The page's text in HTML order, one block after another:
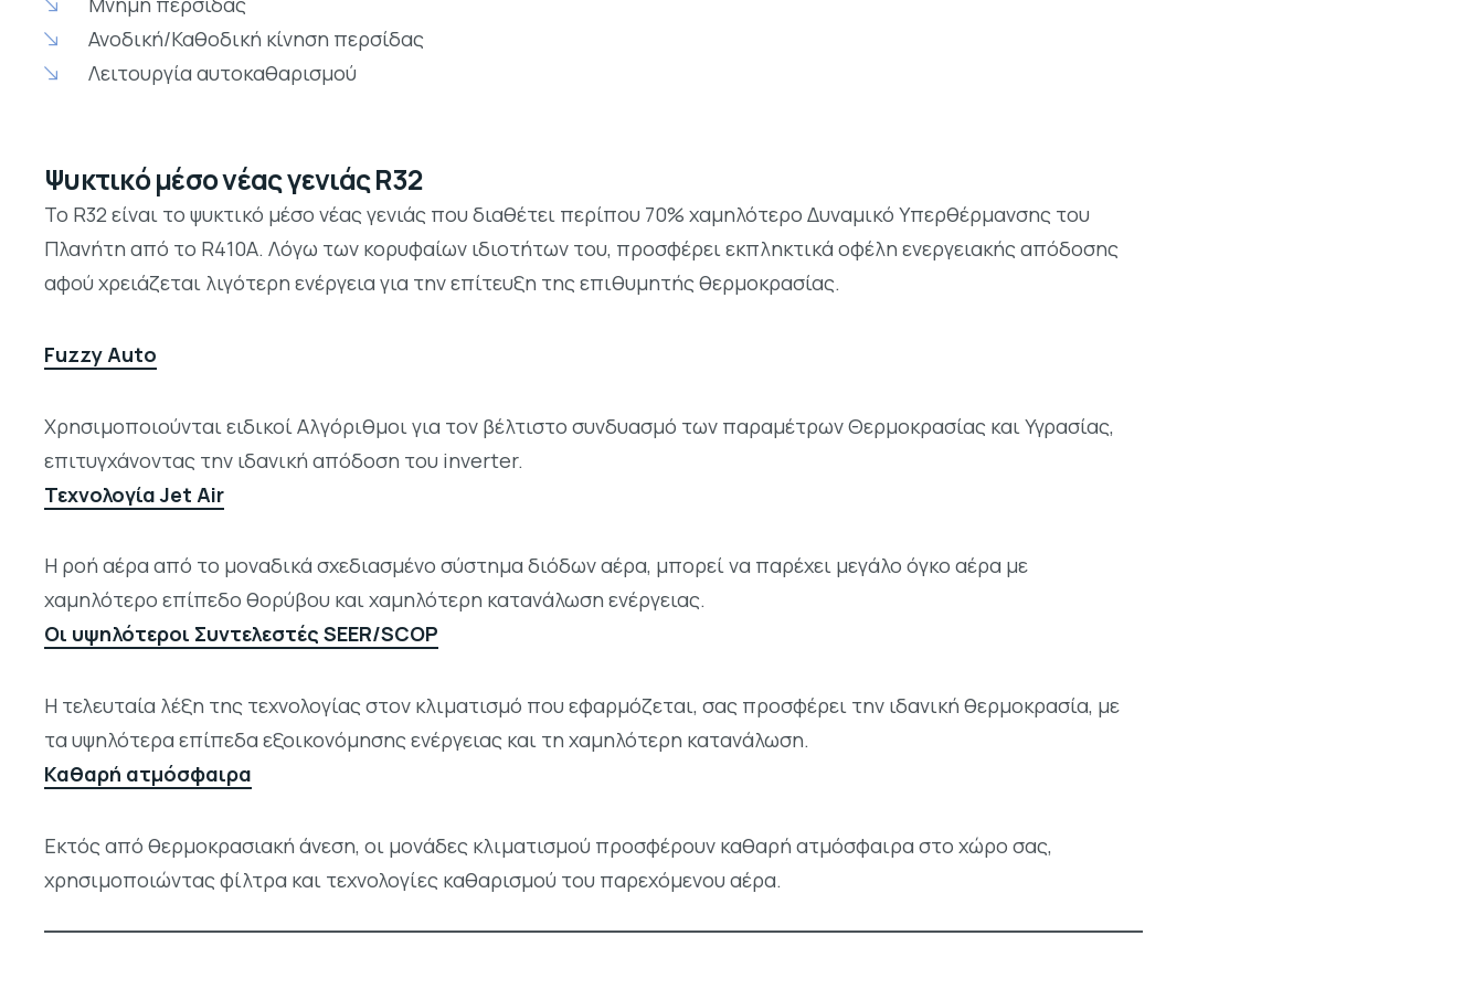
Ανοδική/Καθοδική κίνηση περσίδας
Λειτουργία αυτοκαθαρισμού
Ψυκτικό μέσο νέας γενιάς R32
Το R32 είναι το ψυκτικό μέσο νέας γενιάς που διαθέτει περίπου 70% χαμηλότερο Δυναμικό Υπερθέρμανσης του
Πλανήτη από το R410A. Λόγω των κορυφαίων ιδιοτήτων του, προσφέρει εκπληκτικά οφέλη ενεργειακής απόδοσης
αφού χρειάζεται λιγότερη ενέργεια για την επίτευξη της επιθυμητής θερμοκρασίας.
Fuzzy Auto
Χρησιμοποιούνται ειδικοί Αλγόριθμοι για τον βέλτιστο συνδυασμό των παραμέτρων Θερμοκρασίας και Υγρασίας,
επιτυγχάνοντας την ιδανική απόδοση του inverter.
Τεχνολογία Jet Air
Η ροή αέρα από το μοναδικά σχεδιασμένο σύστημα διόδων αέρα, μπορεί να παρέχει μεγάλο όγκο αέρα με
χαμηλότερο επίπεδο θορύβου και χαμηλότερη κατανάλωση ενέργειας.
Οι υψηλότεροι Συντελεστές SEER/SCOP
Η τελευταία λέξη της τεχνολογίας στον κλιματισμό που εφαρμόζεται, σας προσφέρει την ιδανική θερμοκρασία, με
τα υψηλότερα επίπεδα εξοικονόμησης ενέργειας και τη χαμηλότερη κατανάλωση.
Καθαρή ατμόσφαιρα
Εκτός από θερμοκρασιακή άνεση, οι μονάδες κλιματισμού προσφέρουν καθαρή ατμόσφαιρα στο χώρο σας,
χρησιμοποιώντας φίλτρα και τεχνολογίες καθαρισμού του παρεχόμενου αέρα.